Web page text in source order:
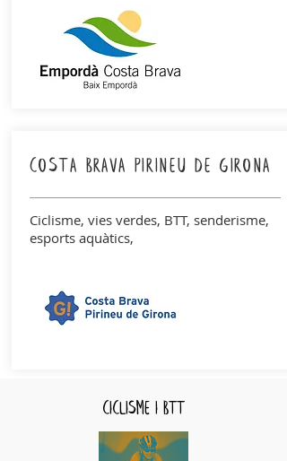
costa brava pirineu de girona
Ciclisme, vies verdes, BTT, senderisme,
esports aquàtics,
ciclisme i btt